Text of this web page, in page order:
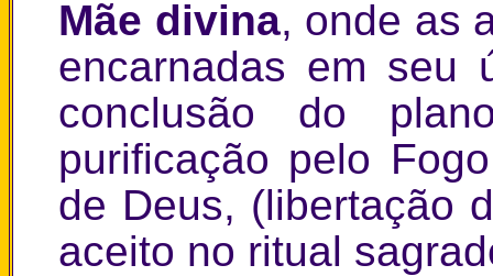
Mãe divina, onde as
encarnadas em seu
conclusão do
purificação pelo
de Deus, (libertação
aceito no ritual